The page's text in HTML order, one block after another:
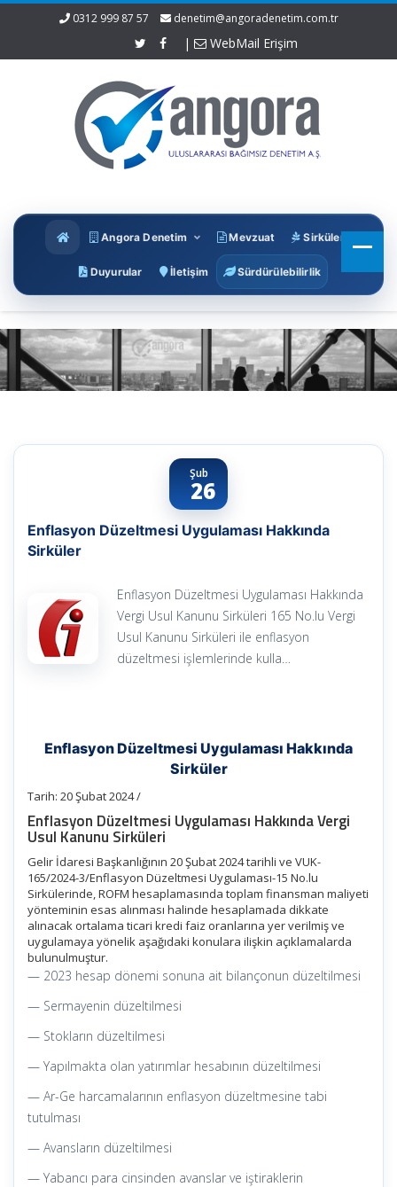
0312 999 87 57 denetim@angoradenetim.com.tr
| WebMail Erişim
Angora Denetim Mevzuat Sirküler
Duyurular İletişim Sürdürülebilirlik
Şub
26
Enflasyon Düzeltmesi Uygulaması Hakkında
Sirküler
Enflasyon Düzeltmesi Uygulaması Hakkında
Vergi Usul Kanunu Sirküleri 165 No.lu Vergi
Usul Kanunu Sirküleri ile enflasyon
düzeltmesi işlemlerinde kulla…
Enflasyon Düzeltmesi Uygulaması Hakkında
Sirküler
Tarih: 20 Şubat 2024 /
Enflasyon Düzeltmesi Uygulaması Hakkında Vergi
Usul Kanunu Sirküleri
Gelir İdaresi Başkanlığının 20 Şubat 2024 tarihli ve VUK-
165/2024-3/Enflasyon Düzeltmesi Uygulaması-15 No.lu
Sirkülerinde, ROFM hesaplamasında toplam finansman maliyeti
yönteminin esas alınması halinde hesaplamada dikkate
alınacak ortalama ticari kredi faiz oranlarına yer verilmiş ve
uygulamaya yönelik aşağıdaki konulara ilişkin açıklamalarda
bulunulmuştur.
— 2023 hesap dönemi sonuna ait bilançonun düzeltilmesi
— Sermayenin düzeltilmesi
— Stokların düzeltilmesi
— Yapılmakta olan yatırımlar hesabının düzeltilmesi
— Ar-Ge harcamalarının enflasyon düzeltmesine tabi
tutulması
— Avansların düzeltilmesi
— Yabancı para cinsinden avanslar ve iştiraklerin